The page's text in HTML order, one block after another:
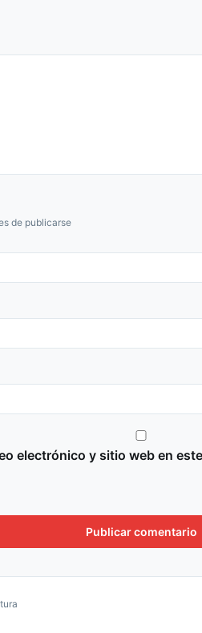
de publicarse
electrónico y sitio web en